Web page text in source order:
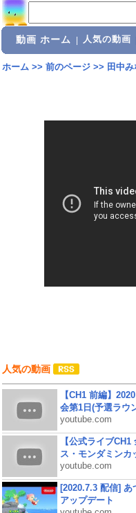
動画 ホーム 人気の動画
ホーム>> 前のページ>> 田中
人気の動画
【CH1 前編】
会第1日(予選ラウ
youtube.com
【公式ライブ
ス・モンダミンカ
youtube.com
[2020.7.3 配信]
アップデート